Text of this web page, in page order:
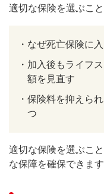
適切な保険を選ぶこと
・ なぜ死亡保険に
・ 加入後もライフ
額を見直す
・ 保険料を抑えら
つ
適切な保険を選ぶこ
な保障を確保できます